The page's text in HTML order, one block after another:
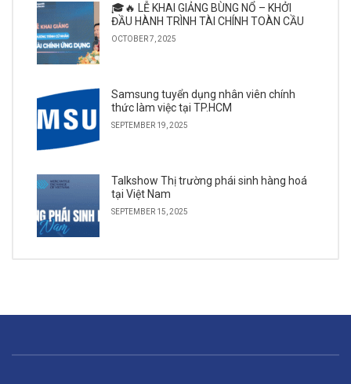
🎓🔥 LỄ KHAI GIẢNG BÙNG NỔ – KHỞI
ĐẦU HÀNH TRÌNH TÀI CHÍNH TOÀN CẦU
OCTOBER 7, 2025
Samsung tuyển dụng nhân viên chính
thức làm việc tại TP.HCM
SEPTEMBER 19, 2025
Talkshow Thị trường phái sinh hàng hoá
tại Việt Nam
SEPTEMBER 15, 2025